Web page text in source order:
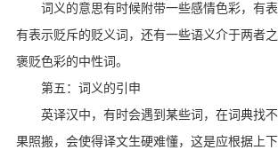
词义的意思有时候附带一些感情色彩，有表
有表示贬斥的贬义词，还有一些语义介于两者
褒贬色彩的中性词。
第五：词义的引申
英译汉中，有时会遇到某些词，在词典找
果照搬，会使得译文生硬难懂，这是应根据上